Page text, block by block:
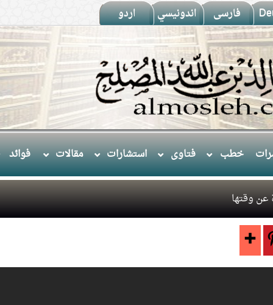
فارسى اندونيسي اردو
خطب فتاوى استشارات مقالات فوائد
عن وقتها